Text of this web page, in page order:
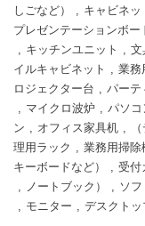
しごなど）
キャビネッ
プレゼンテーションボー
キッチンユニット
文
イルキャビネット
業務
ロジェクター台
パーテ
マイクロ波炉
パソコ
ン
オフィス家具机
理用ラック
業務用掃除
キーボードなど）
受付
ノートブック）
ソフ
モニター
デスクト